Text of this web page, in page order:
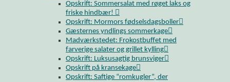
Opskrift: Sommersalat med røget laks og
friske hindbær!
Opskrift: Mormors fødselsdagsboller
Gæsternes yndlings sommerkage
Madværkstedet: Frokostbuffet med
farverige salater og grillet kylling
Opskrift: Luksusagtig brunsviger
Opskrift på kransekage
Opskrift: Saftige “romkugler”, der